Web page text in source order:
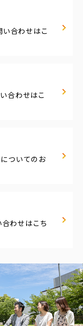
い合わせはこ
合わせはこ
ついてのお
合わせはこち